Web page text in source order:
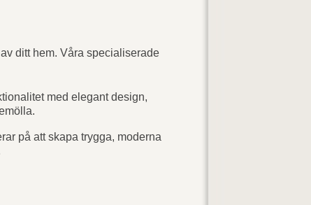
ditt hem. Våra specialiserade
med elegant design,
på att skapa trygga, moderna